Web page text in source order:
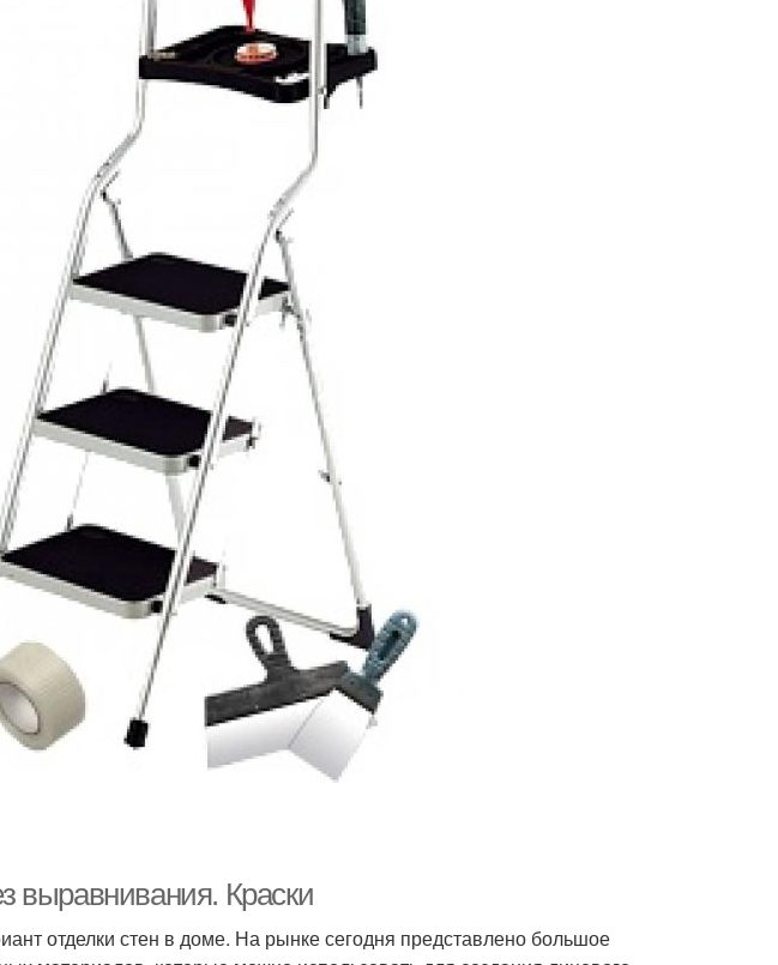
выравнивания. Краски
отделки стен в доме. На рынке сегодня представлено большое